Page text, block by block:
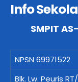
Info
SMPIT
NPSN 69971522
Blk. Lw. Peuris